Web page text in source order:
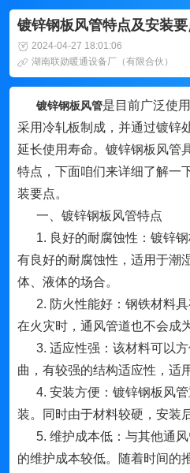
镀锌钢板风管特点及安装要
2024-04-27 18:01:06
湖南联勋暖通设备厂（有限合伙）
镀锌钢板风管是目前广泛使
采用冷轧板制成，并通过镀锌
延长使用寿命。镀锌钢板风管
特点，下面咱们来详细了解一
装要点。
一、镀锌钢板风管特点
1. 良好的耐腐蚀性：镀锌
有良好的耐腐蚀性，适用于潮
体、液体的场合。
2. 防火性能好：钢铁材料
在火灾时，通风管道也不会成
3. 适应性强：该材料可以
曲，有较强的结构适应性，适
4. 安装方便：镀锌钢板风
装。同时由于材料较硬，安装
5. 维护成本低：与其他通
的维护成本较低。随着时间的